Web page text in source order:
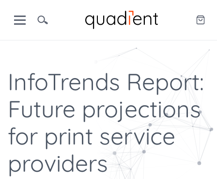
InfoTrends Report:
Future projections
for print service
providers